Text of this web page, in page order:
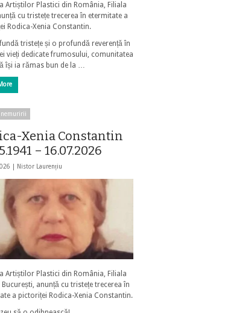
Artiștilor Plastici din România, Filiala
cu tristețe trecerea în etermitate a
Rodica-Xenia Constantin.
tristețe și o profundă reverență în
vieți dedicate frumosului, comunitatea
își ia rămas bun de la …
nemuririi
Xenia Constantin
– 16.07.2026
| Nistor Laurențiu
Artiștilor Plastici din România, Filiala
anunță cu tristețe trecerea în
a pictoriței Rodica-Xenia Constantin.